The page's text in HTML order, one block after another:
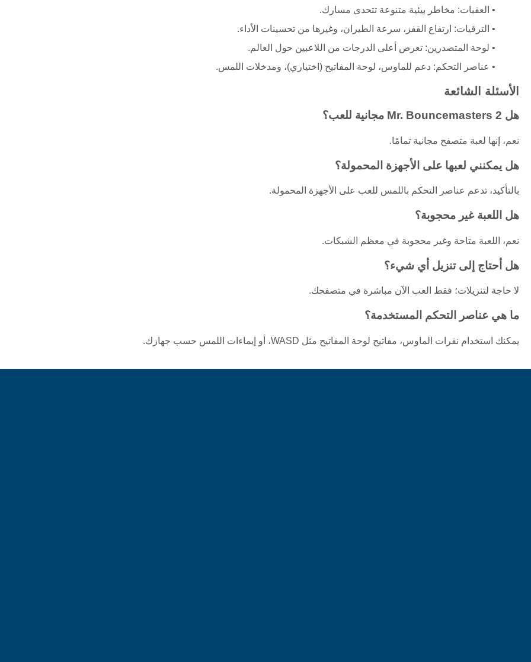
العقبات: مخاطر بيئية متنوعة تتحدى مسارك.
الترقيات: ارتفاع القفز، سرعة الطيران، وغيرها من تحسينات الأداء.
لوحة المتصدرين: تعرض أعلى الدرجات من اللاعبين حول العالم.
عناصر التحكم: دعم للماوس، لوحة المفاتيح (اختياري)، ومدخلات اللمس.
الأسئلة الشائعة
هل Mr. Bouncemasters 2 مجانية للعب؟
نعم، إنها لعبة متصفح مجانية تمامًا.
هل يمكنني لعبها على الأجهزة المحمولة؟
بالتأكيد، تدعم عناصر التحكم باللمس للعب على الأجهزة المحمولة.
هل اللعبة غير محجوبة؟
نعم، اللعبة متاحة وغير محجوبة في معظم الشبكات.
هل أحتاج إلى تنزيل أي شيء؟
لا حاجة لتنزيلات؛ فقط العب الآن مباشرة في متصفحك.
ما هي عناصر التحكم المستخدمة؟
يمكنك استخدام نقرات الماوس، مفاتيح لوحة المفاتيح مثل WASD، أو إيماءات اللمس حسب جهازك.